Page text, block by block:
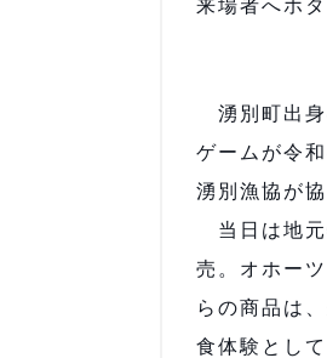
来場者へホ
湧別町出身
ゲームが令
湧別漁協が
当日は地元
売。オホー
らの商品は
食体験とし